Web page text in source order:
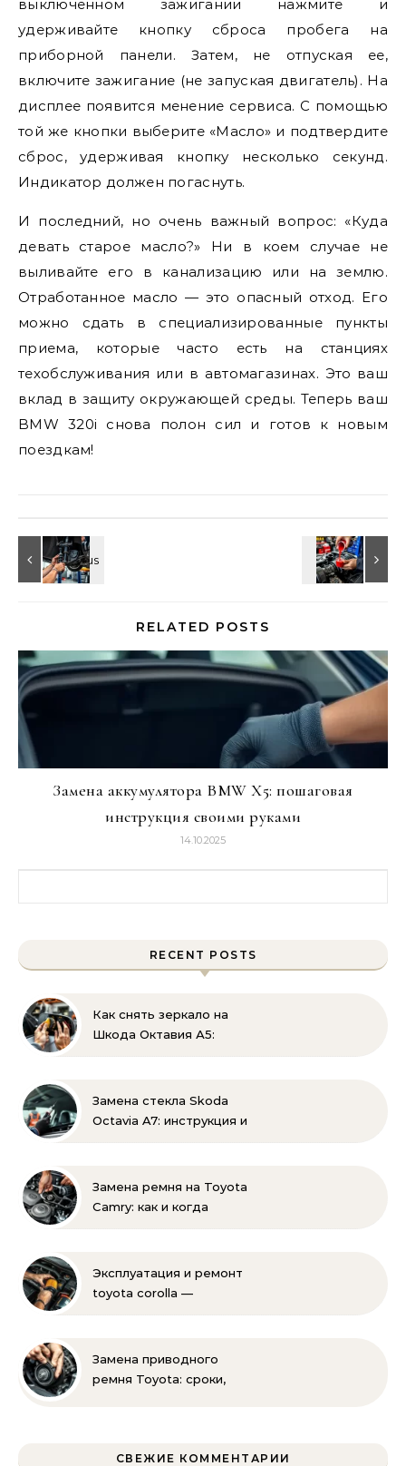
выключенном зажигании нажмите и
удерживайте кнопку сброса пробега на
приборной панели. Затем, не отпуская ее,
включите зажигание (не запуская двигатель). На
дисплее появится менение сервиса. С помощью
той же кнопки выберите «Масло» и подтвердите
сброс, удерживая кнопку несколько секунд.
Индикатор должен погаснуть.
И последний, но очень важный вопрос: «Куда
девать старое масло?» Ни в коем случае не
выливайте его в канализацию или на землю.
Отработанное масло — это опасный отход. Его
можно сдать в специализированные пункты
приема, которые часто есть на станциях
техобслуживания или в автомагазинах. Это ваш
вклад в защиту окружающей среды. Теперь ваш
BMW 320i снова полон сил и готов к новым
поездкам!
RELATED POSTS
Замена аккумулятора BMW X5: пошаговая
инструкция своими руками
14.10.2025
RECENT POSTS
Как снять зеркало на
Шкода Октавия А5:
Замена стекла Skoda
Octavia A7: инструкция и
Замена ремня на Toyota
Camry: как и когда
Эксплуатация и ремонт
toyota corolla —
Замена приводного
ремня Toyota: сроки,
СВЕЖИЕ КОММЕНТАРИИ